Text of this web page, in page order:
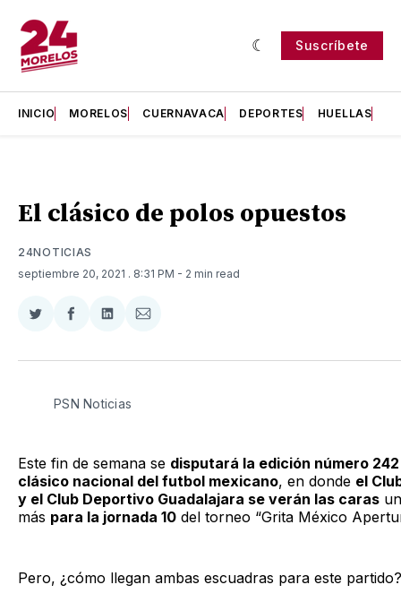
Suscríbete
INICIO MORELOS CUERNAVACA DEPORTES HUELLAS
El clásico de polos opuestos
24NOTICIAS
septiembre 20, 2021 . 8:31 PM - 2 min read
Compartir
Twitter
Compartir
Facebook
Compartir
LinkedIn
Compartir
Email
PSN Noticias
Este fin de semana se disputará la edición número
clásico nacional del futbol mexicano, en donde el
y el Club Deportivo Guadalajara se verán las caras
más para la jornada 10 del torneo “Grita México
Pero, ¿cómo llegan ambas escuadras para este partido?